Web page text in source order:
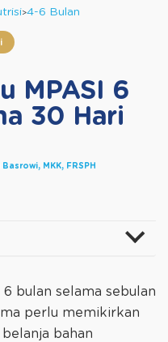
4-6 Bulan
MPASI 6
30 Hari
MKK, FRSPH
bulan selama sebulan
perlu memikirkan
bahan